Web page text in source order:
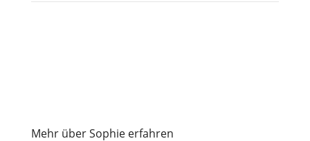
Mehr über Sophie erfahren